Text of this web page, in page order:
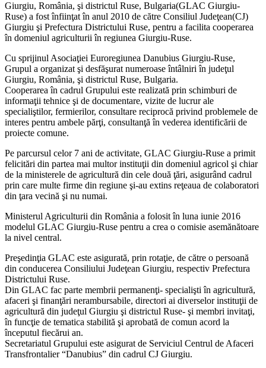
Giurgiu, România, şi districtul Ruse, Bulgaria(GLAC Giurgiu-
Ruse) a fost înfiinţat în anul 2010 de către Consiliul Judeţean(CJ)
Giurgiu şi Prefectura Districtului Ruse, pentru a facilita cooperarea
în domeniul agriculturii în regiunea Giurgiu-Ruse.
Cu sprijinul Asociaţiei Euroregiunea Danubius Giurgiu-Ruse,
Grupul a organizat şi desfăşurat numeroase întâlniri în judeţul
Giurgiu, România, şi districtul Ruse, Bulgaria.
Cooperarea în cadrul Grupului este realizată prin schimburi de
informaţii tehnice şi de documentare, vizite de lucrur ale
specialiştilor, fermierilor, consultare reciprocă privind problemele de
interes pentru ambele părţi, consultanţă în vederea identificării de
proiecte comune.
Pe parcursul celor 7 ani de activitate, GLAC Giurgiu-Ruse a primit
felicitări din partea mai multor instituţii din domeniul agricol şi chiar
de la ministerele de agricultură din cele două ţări, asigurând cadrul
prin care multe firme din regiune şi-au extins reţeaua de colaboratori
din ţara vecină şi nu numai.
Ministerul Agriculturii din România a folosit în luna iunie 2016
modelul GLAC Giurgiu-Ruse pentru a crea o comisie asemănătoare
la nivel central.
Preşedinţia GLAC este asigurată, prin rotaţie, de către o persoană
din conducerea Consiliului Judeţean Giurgiu, respectiv Prefectura
Districtului Ruse.
Din GLAC fac parte membrii permanenţi- specialişti în agricultură,
afaceri şi finanţări nerambursabile, directori ai diverselor instituţii de
agricultură din judeţul Giurgiu şi districtul Ruse- şi membri invitaţi,
în funcţie de tematica stabilită şi aprobată de comun acord la
începutul fiecărui an.
Secretariatul Grupului este asigurat de Serviciul Centrul de Afaceri
Transfrontalier “Danubius” din cadrul CJ Giurgiu.